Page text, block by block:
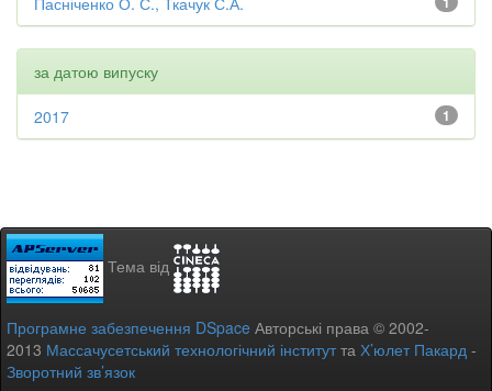
за датою випуску
1
2017
Тема від
Програмне забезпечення DSpace Авторські права © 2002-
2013 Массачусетський технологічний інститутта Х’юлет Пакард -
Зворотний зв’язок